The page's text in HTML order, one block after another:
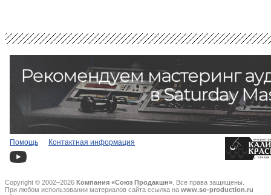
Помощь Контактная информация
Copyright © 2002–2026 Компания «Союз Продакшн» . Все права защищены.
При любом использовании материалов сайта ссылка на www.so-production.ru